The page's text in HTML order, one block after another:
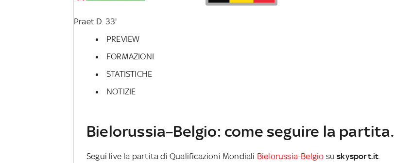
Praet D. 33'
PREVIEW
FORMAZIONI
STATISTICHE
NOTIZIE
Bielorussia–Belgio: come seguire la partita.
Segui live la partita di Qualificazioni Mondiali Bielorussia-Belgio suskysport.it